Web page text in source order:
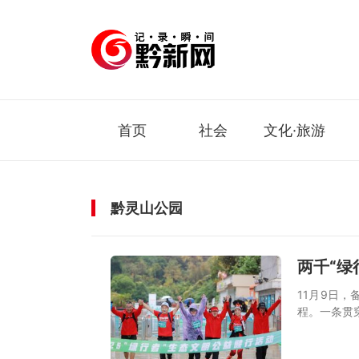
首页 社会 文化·旅游
黔灵山公园
两千“绿
11月9日，
程。一条贯